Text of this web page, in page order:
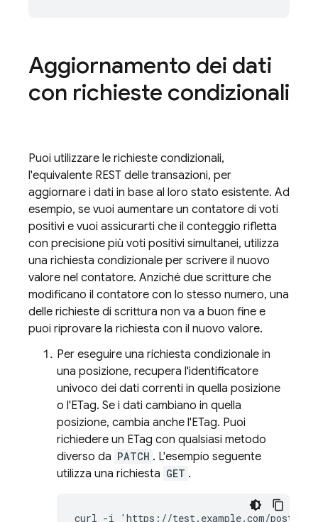
Aggiornamento dei dati
con richieste condizionali
Puoi utilizzare le richieste condizionali,
l'equivalente REST delle transazioni, per
aggiornare i dati in base al loro stato esistente. Ad
esempio, se vuoi aumentare un contatore di voti
positivi e vuoi assicurarti che il conteggio rifletta
con precisione più voti positivi simultanei, utilizza
una richiesta condizionale per scrivere il nuovo
valore nel contatore. Anziché due scritture che
modificano il contatore con lo stesso numero, una
delle richieste di scrittura non va a buon fine e
puoi riprovare la richiesta con il nuovo valore.
Per eseguire una richiesta condizionale in
una posizione, recupera l'identificatore
univoco dei dati correnti in quella posizione
o l'ETag. Se i dati cambiano in quella
posizione, cambia anche l'ETag. Puoi
richiedere un ETag con qualsiasi metodo
diverso da PATCH . L'esempio seguente
utilizza una richiesta GET .
curl -i 'https://test.example.com/posts/